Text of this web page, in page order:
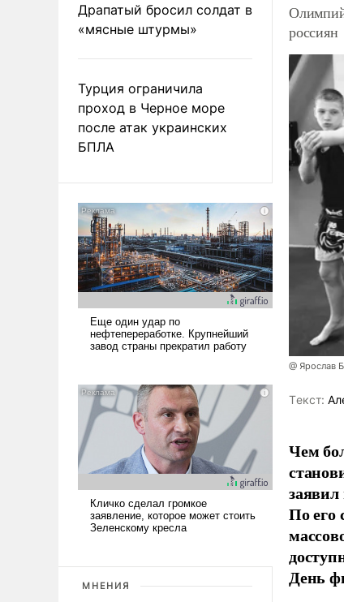
Драпатый бросил солдат в
«мясные штурмы»
Турция ограничила
проход в Черное море
после атак украинских
БПЛА
МНЕНИЯ
россиян
@ Ярослав
Tекст:
Чем
По его
День